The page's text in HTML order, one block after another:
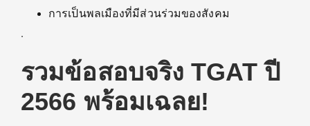
การเป็นพลเมืองที่มีส่วนร่วมของสังคม
.
รวมข้อสอบจริง TGAT ปี
2566 พร้อมเฉลย!